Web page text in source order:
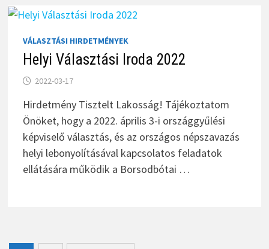
VÁLASZTÁSI HIRDETMÉNYEK
Helyi Választási Iroda 2022
2022-03-17
Hirdetmény Tisztelt Lakosság! Tájékoztatom
Önöket, hogy a 2022. április 3-i országgyűlési
képviselő választás, és az országos népszavazás
helyi lebonyolításával kapcsolatos feladatok
ellátására működik a Borsodbótai …